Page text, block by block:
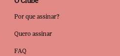
Por que assinar?
Quero assinar
FAQ